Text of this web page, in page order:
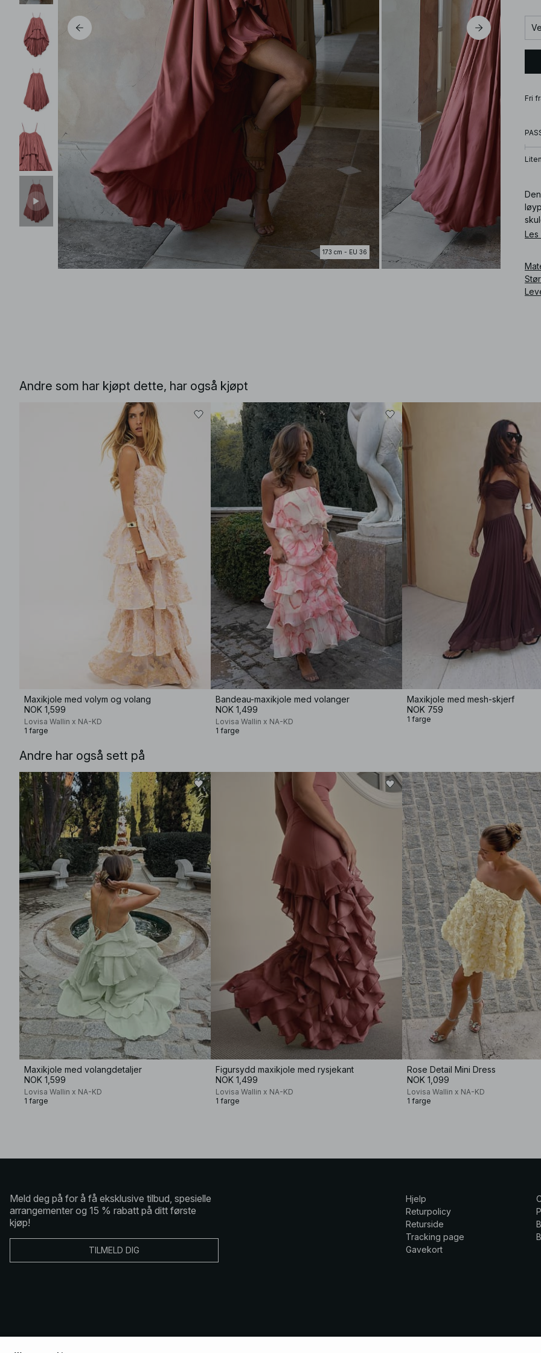
173 cm - EU 36
Fri
Liten
Les
Andre som har kjøpt dette, har også kjøpt
Maxikjole med volym og volang
NOK 1,599
Lovisa Wallin x NA-KD
1 farge
Bandeau-maxikjole med volanger
NOK 1,499
Lovisa Wallin x NA-KD
1 farge
Maxikjole med mesh-skjerf
NOK 759
1 farge
Andre har også sett på
Maxikjole med volangdetaljer
NOK 1,599
Lovisa Wallin x NA-KD
1 farge
Figursydd maxikjole med rysjekant
NOK 1,499
Lovisa Wallin x NA-KD
1 farge
Rose Detail Mini Dress
NOK 1,099
Lovisa Wallin x NA-KD
1 farge
Meld deg på for å få eksklusive tilbud, spesielle
arrangementer og 15 % rabatt på ditt første
kjøp!
TILMELD DIG
Hjelp
Returpolicy
Returside
Tracking page
Gavekort